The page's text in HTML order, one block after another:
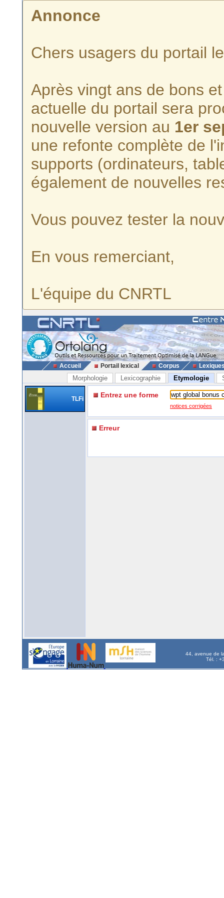
Annonce
Chers usagers du portail
Après vingt ans de bons
actuelle du portail sera
nouvelle version au 1er
une refonte complète de
supports (ordinateurs,
également de nouvelles
Vous pouvez tester la
En vous remerciant,
L'équipe du CNRTL
Accueil Portail lexical Corpus
Morphologie Lexicographie Etymologie
TLFi Entrez une forme
notices corrigées
Erreur
44, avenue de
Tél. :